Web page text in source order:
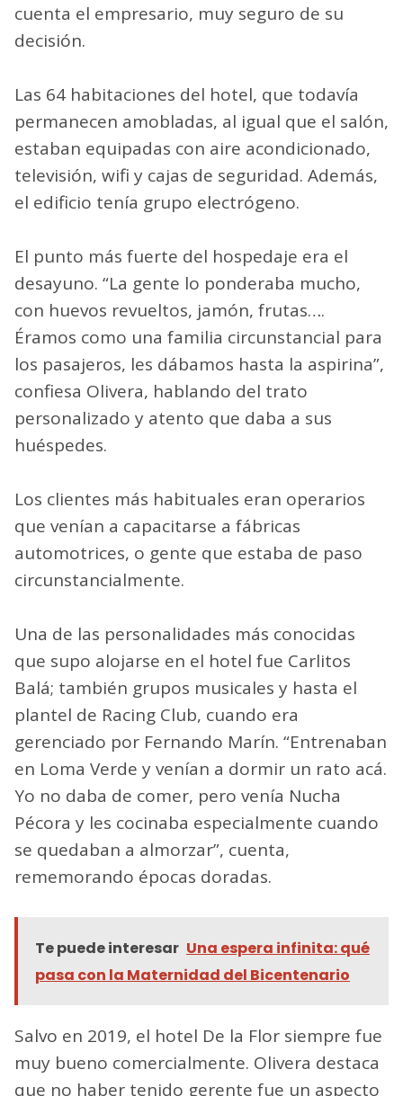
cuenta el empresario, muy seguro de su
decisión.
Las 64 habitaciones del hotel, que todavía
permanecen amobladas, al igual que el salón,
estaban equipadas con aire acondicionado,
televisión, wifi y cajas de seguridad. Además,
el edificio tenía grupo electrógeno.
El punto más fuerte del hospedaje era el
desayuno. “La gente lo ponderaba mucho,
con huevos revueltos, jamón, frutas….
Éramos como una familia circunstancial para
los pasajeros, les dábamos hasta la aspirina”,
confiesa Olivera, hablando del trato
personalizado y atento que daba a sus
huéspedes.
Los clientes más habituales eran operarios
que venían a capacitarse a fábricas
automotrices, o gente que estaba de paso
circunstancialmente.
Una de las personalidades más conocidas
que supo alojarse en el hotel fue Carlitos
Balá; también grupos musicales y hasta el
plantel de Racing Club, cuando era
gerenciado por Fernando Marín. “Entrenaban
en Loma Verde y venían a dormir un rato acá.
Yo no daba de comer, pero venía Nucha
Pécora y les cocinaba especialmente cuando
se quedaban a almorzar”, cuenta,
rememorando épocas doradas.
Te puede interesar Una espera infinita: qué
pasa con la Maternidad del Bicentenario
Salvo en 2019, el hotel De la Flor siempre fue
muy bueno comercialmente. Olivera destaca
que no haber tenido gerente fue un aspecto